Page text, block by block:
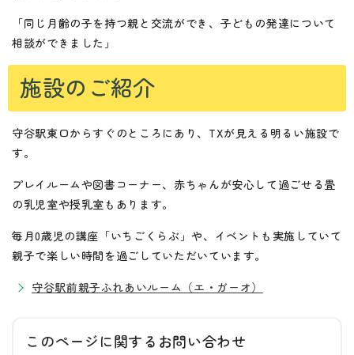
「同じ月齢の子を持つ親と交流ができ、子どもの発達について
相談ができました」
施設のご紹介
守谷駅東口からすぐのところにあり、TXが見える明るい施設で
す。
プレイルームや図書コーナー、赤ちゃんが安心して過ごせる畳
の乳児室や授乳室もあります。
毎月0歳児の講座「いちごくらぶ」や、イベントも実施していて
親子で楽しい時間を過ごしていただいています。
守谷駅前親子ふれあいルーム（エ・ガーオ）
このページに関する お問い合わせ